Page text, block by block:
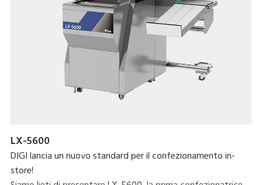
LX-5600
DIGI lancia un nuovo standard per il confezionamento in-
store!